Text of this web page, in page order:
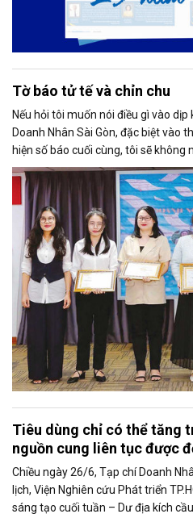
Tờ báo tử tế và chỉn chu
Nếu hỏi tôi muốn nói điều gì vào
Doanh Nhân Sài Gòn, đặc biệt vào
hiện số báo cuối cùng, tôi sẽ không
thay vào đó là niềm tự hào. Bởi khi
luôn nghĩ đó là một tờ báo “tử tế,
rất bình thường ấy đã nuôi dưỡng
lẽ sẽ còn theo tôi đến hết cuộc đời
Tiêu dùng chỉ có thể tăng
nguồn cung liên tục được
Chiều ngày 26/6, Tạp chí Doanh
lịch, Viện Nghiên cứu Phát triển
sáng tạo cuối tuần – Dư địa kích